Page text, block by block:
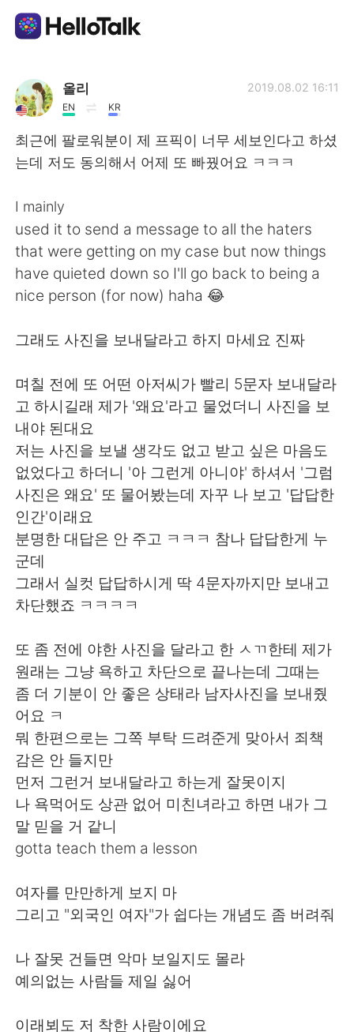
Dil Değişimi Uygulaması
AI Grammar Checker
Türkçe
English 简体中文
繁體中文 Español
한국어 Русский
ไทย
Italiano Tiếng Việt
Português
올리
EN KR
2019.08.02 16:11
최근에 팔로워분이 제 프픽이 너무 세보인다고 하셨
는데 저도 동의해서 어제 또 빠꿨어요 ㅋㅋㅋ
I mainly
used it to send a message to all the haters
that were getting on my case but now things
have quieted down so I'll go back to being a
nice person (for now) haha 😂
그래도 사진을 보내달라고 하지 마세요 진짜
며칠 전에 또 어떤 아저씨가 빨리 5문자 보내달라
고 하시길래 제가 '왜요'라고 물었더니 사진을 보
내야 된대요
저는 사진을 보낼 생각도 없고 받고 싶은 마음도
없었다고 하더니 '아 그런게 아니야' 하셔서 '그럼
사진은 왜요' 또 물어봤는데 자꾸 나 보고 '답답한
인간'이래요
분명한 대답은 안 주고 ㅋㅋㅋ 참나 답답한게 누
군데
그래서 실컷 답답하시게 딱 4문자까지만 보내고
차단했죠 ㅋㅋㅋㅋ
또 좀 전에 야한 사진을 달라고 한 ㅅㄲ한테 제가
원래는 그냥 욕하고 차단으로 끝나는데 그때는
좀 더 기분이 안 좋은 상태라 남자사진을 보내줬
어요 ㅋ
뭐 한편으로는 그쪽 부탁 드려준게 맞아서 죄책
감은 안 들지만
먼저 그런거 보내달라고 하는게 잘못이지
나 욕먹어도 상관 없어 미친녀라고 하면 내가 그
말 믿을 거 같니
gotta teach them a lesson
여자를 만만하게 보지 마
그리고 "외국인 여자"가 쉽다는 개념도 좀 버려줘
나 잘못 건들면 악마 보일지도 몰라
예의없는 사람들 제일 싫어
이래뵈도 저 착한 사람이에요